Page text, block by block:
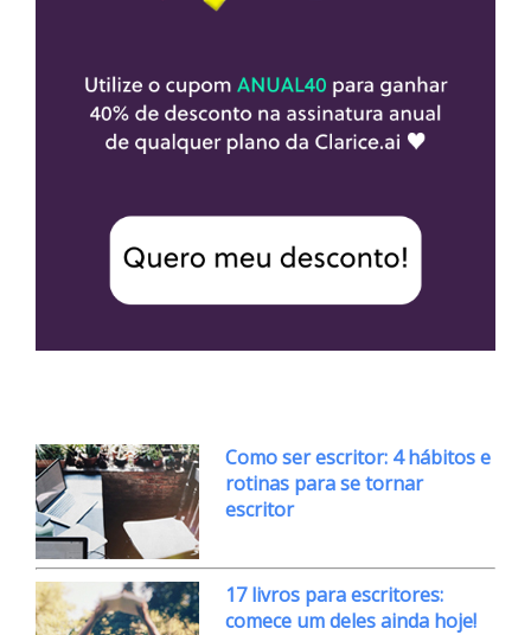
Como ser escritor: 4 hábitos e
rotinas para se tornar
escritor
17 livros para escritores:
comece um deles ainda hoje!